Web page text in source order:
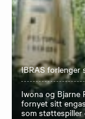
IBRAS forlenger
Iwona og Bjarne
fornyet sitt
som støttespiller